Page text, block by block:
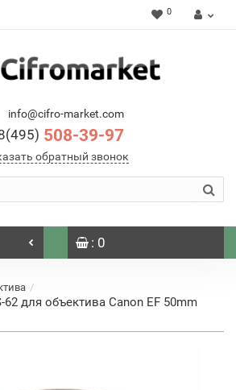
0
info@cifro-market.com
508-39-97
обратный звонок
: 0
62 для объектива Canon EF 50mm